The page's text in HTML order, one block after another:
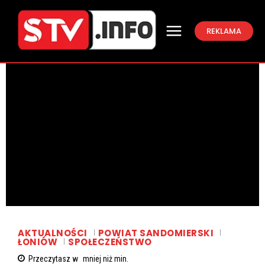
REKLAMA
AKTUALNOŚCI POWIAT SANDOMIERSKI
ŁONIÓW SPOŁECZEŃSTWO
Przeczytasz w mniej niżmin.